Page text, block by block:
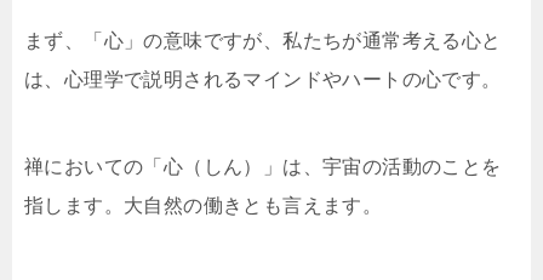
まず、「心」の意味ですが、私たちが通常考える心と
は、心理学で説明されるマインドやハートの心です。
禅においての「心（しん）」は、宇宙の活動のことを
指します。大自然の働きとも言えます。